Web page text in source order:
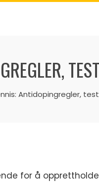
Antidopingregler,
for å